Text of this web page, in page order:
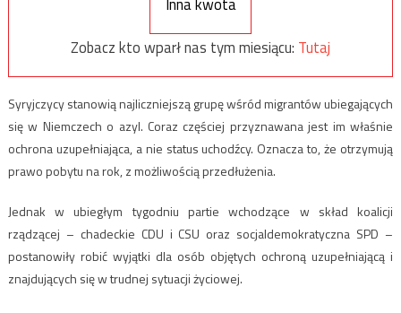
Inna kwota
Zobacz kto wparł nas tym miesiącu: Tutaj
Syryjczycy stanowią najliczniejszą grupę wśród migrantów ubiegających
się w Niemczech o azyl. Coraz częściej przyznawana jest im właśnie
ochrona uzupełniająca, a nie status uchodźcy. Oznacza to, że otrzymują
prawo pobytu na rok, z możliwością przedłużenia.
Jednak w ubiegłym tygodniu partie wchodzące w skład koalicji
rządzącej – chadeckie CDU i CSU oraz socjaldemokratyczna SPD –
postanowiły robić wyjątki dla osób objętych ochroną uzupełniającą i
znajdujących się w trudnej sytuacji życiowej.